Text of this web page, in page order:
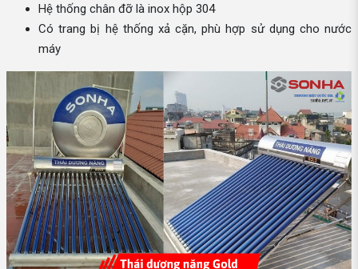
Hệ thống chân đỡ là inox hộp 304
Có trang bị hệ thống xả cặn, phù hợp sử dụng cho nước
máy